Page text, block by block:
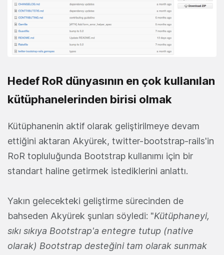
Hedef RoR dünyasının en çok kullanılan
kütüphanelerinden birisi olmak
Kütüphanenin aktif olarak geliştirilmeye devam
ettiğini aktaran Akyürek, twitter-bootstrap-rails'in
RoR topluluğunda Bootstrap kullanımı için bir
standart haline getirmek istediklerini anlattı.
Yakın gelecekteki geliştirme sürecinden de
bahseden Akyürek şunları söyledi: "Kütüphaneyi,
sıkı sıkıya Bootstrap'a entegre tutup (native
olarak) Bootstrap desteğini tam olarak sunmak